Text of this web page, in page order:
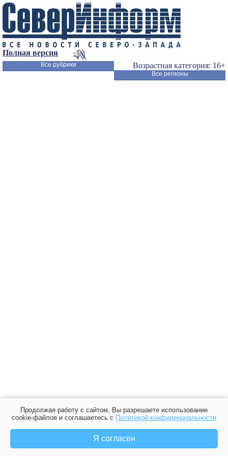
Полная версия
Возрастная категория: 16+
Все рубрики
Все регионы
Продолжая работу с сайтом, Вы разрешаете использование
cookie-файлов и соглашаетесь с Политикой конфиденциальности
Я согласен